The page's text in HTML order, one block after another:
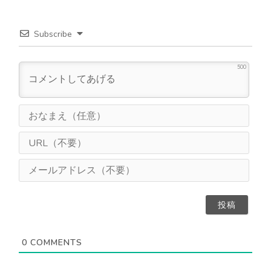
Subscribe
500
ま
（
意
L
（
0 COMMENTS